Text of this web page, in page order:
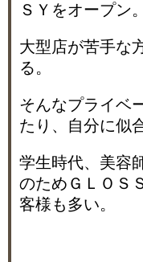
ＳＹをオープン。
大型店が苦手な
る。
そんなプライベ
たり、自分に似
学生時代、美容
のためＧＬＯＳ
客様も多い。